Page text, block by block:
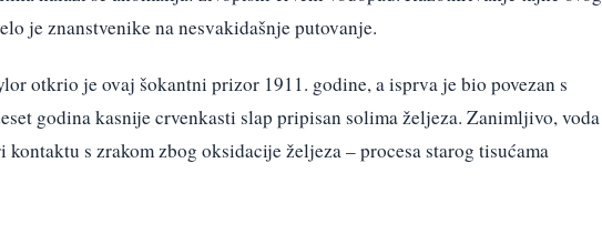
je znanstvenike na nesvakidašnje putovanje.
otkrio je ovaj šokantni prizor 1911. godine, a isprva je bio povezan s
godina kasnije crvenkasti slap pripisan solima željeza. Zanimljivo, voda
kontaktu s zrakom zbog oksidacije željeza – procesa starog tisućama